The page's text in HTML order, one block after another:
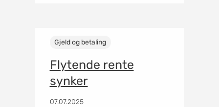
Gjeld og betaling
Flytende rente
synker
07.07.2025